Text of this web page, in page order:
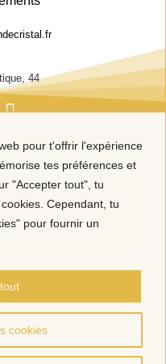
pour t'offrir l'expérience
tes préférences et
"Accepter tout", tu
Cependant, tu
pour fournir un
cookies
44